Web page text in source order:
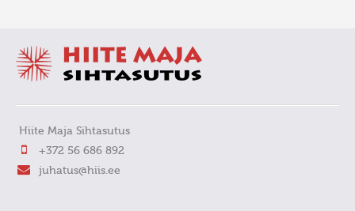
Hiite Maja Sihtasutus
+372 56 686 892
juhatus@hiis.ee